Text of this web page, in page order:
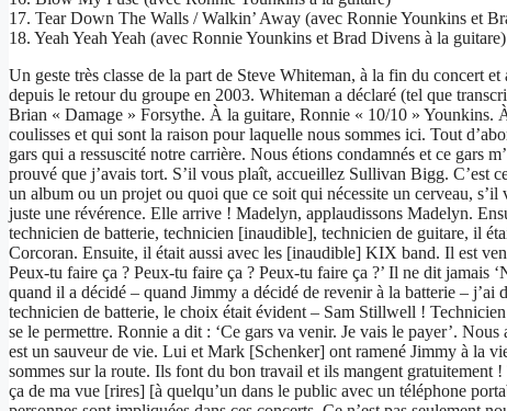
17. Tear Down The Walls / Walkin’ Away (avec Ronnie Younkins et
18. Yeah Yeah Yeah (avec Ronnie Younkins et Brad Divens à la guitare)
Un geste très classe de la part de Steve Whiteman, à la fin du concert
depuis le retour du groupe en 2003. Whiteman a déclaré (tel que
Brian « Damage » Forsythe. À la guitare, Ronnie « 10/10 » Younkins.
coulisses et qui sont la raison pour laquelle nous sommes ici. Tout
gars qui a ressuscité notre carrière. Nous étions condamnés et ce gars
prouvé que j’avais tort. S’il vous plaît, accueillez Sullivan Bigg. C’est
un album ou un projet ou quoi que ce soit qui nécessite un cerveau,
juste une révérence. Elle arrive ! Madelyn, applaudissons Madelyn.
technicien de batterie, technicien [inaudible], technicien de guitare, il
Corcoran. Ensuite, il était aussi avec les [inaudible] KIX band. Il est
Peux-tu faire ça ? Peux-tu faire ça ? Peux-tu faire ça ?’ Il ne dit jamais
quand il a décidé – quand Jimmy a décidé de revenir à la batterie – j’ai
technicien de batterie, le choix était évident – Sam Stillwell !
se le permettre. Ronnie a dit : ‘Ce gars va venir. Je vais le payer’.
est un sauveur de vie. Lui et Mark [Schenker] ont ramené Jimmy à la
sommes sur la route. Ils font du bon travail et ils mangent
ça de ma vue [rires] [à quelqu’un dans le public avec un téléphone